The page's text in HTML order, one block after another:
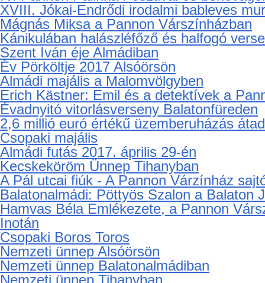
XVIII. Jókai-Endrődi irodalmi bableves
Mágnás Miksa a Pannon Várszínházban
Kánikulában halászléfőző és halfogó
Szent Iván éje Almádiban
Év Pörköltje 2017 Alsóörsön
Almádi majális a Malomvölgyben
Erich Kästner: Emil és a detektívek a
Évadnyitó vitorlásverseny Balatonfüreden
2,6 millió euró értékű üzemberuházás
Csopaki majális
Almádi futás 2017. április 29-én
Kecskeköröm Ünnep Tihanyban
A Pál utcai fiúk - A Pannon Várzínház
Balatonalmádi: Pöttyös Szalon a Balaton
Hamvas Béla Emlékezete, a Pannon
Inotán
Csopaki Boros Toros
Nemzeti ünnep Alsóörsön
Nemzeti ünnep Balatonalmádiban
Nemzeti ünnep Tihanyban